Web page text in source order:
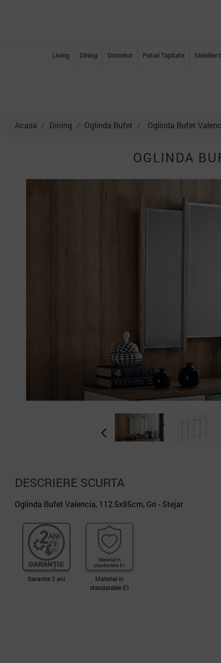
Living Dining Dormitor Paturi Tapitate Mobilier
Acasa Dining Oglinda Bufet Oglinda Bufet
OGLINDA
DESCRIERE SCURTA
Oglinda Bufet Valencia, 112.5x85cm, Gri - Stejar
Garantie 2 ani
Material in
standardele E1